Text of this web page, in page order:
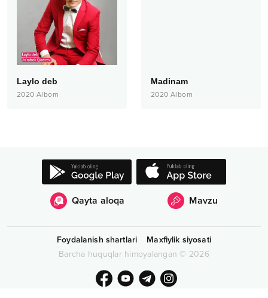
Laylo deb
2020 Albom
Madinam
2020 Albom
Qayta aloqa Mavzu
Foydalanish shartlari
Maxfiylik siyosati
Barcha huquqlar himoyalangan © 2026